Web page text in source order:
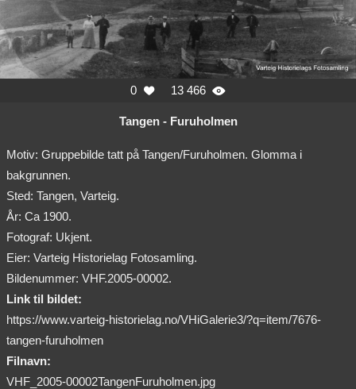
0  13 466 
Tangen - Furuholmen
Motiv: Gruppebilde tatt på Tangen/Furuholmen. Glomma i
bakgrunnen.
Sted: Tangen, Varteig.
År: Ca 1900.
Fotograf: Ukjent.
Eier: Varteig Historielag Fotosamling.
Bildenummer: VHF.2005-00002.
Link til bildet:
https://www.varteig-historielag.no/VHiGalerie3/?q=item/7676-
tangen-furuholmen
Filnavn:
VHF_2005-00002TangenFuruholmen.jpg